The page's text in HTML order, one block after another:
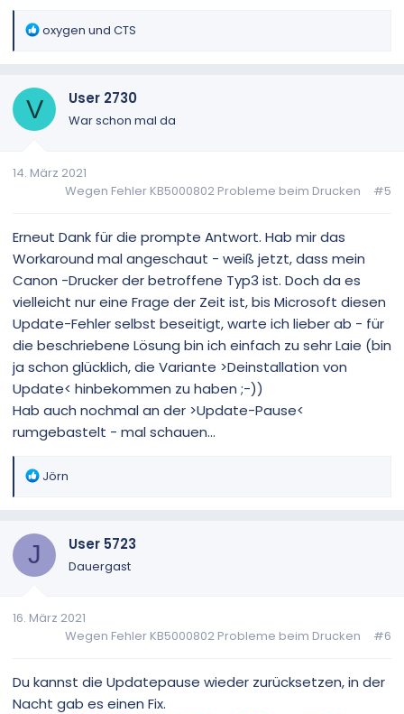
R
t
e
oxygen und CTS
V User 2730
War schon mal da
14. März 2021
Wegen Fehler KB5000802 Probleme beim Drucken
#5
Erneut Dank für die prompte Antwort. Hab mir das
Workaround mal angeschaut - weiß jetzt, dass mein
Canon -Drucker der betroffene Typ3 ist. Doch da es
vielleicht nur eine Frage der Zeit ist, bis Microsoft diesen
Update-Fehler selbst beseitigt, warte ich lieber ab - für
die beschriebene Lösung bin ich einfach zu sehr Laie (bin
ja schon glücklich, die Variante >Deinstallation von
Update< hinbekommen zu haben ;-))
Hab auch nochmal an der >Update-Pause<
rumgebastelt - mal schauen...
R
e
Jörn
J User 5723
Dauergast
16. März 2021
Wegen Fehler KB5000802 Probleme beim Drucken
#6
Du kannst die Updatepause wieder zurücksetzen, in der
Nacht gab es einen Fix.